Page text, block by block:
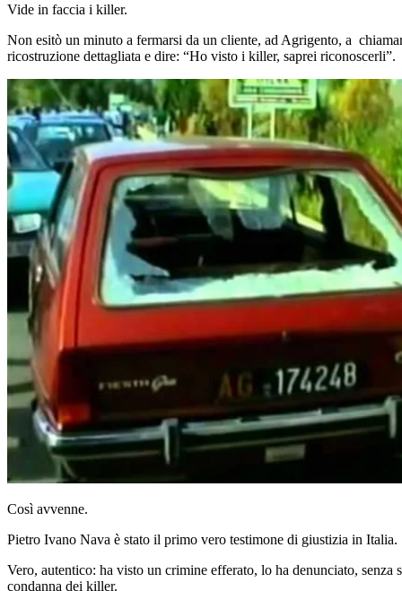
Vide in faccia i killer.
Non esitò un minuto a fermarsi da un cliente, ad Agrigento, a
ricostruzione dettagliata e dire: “Ho visto i killer, saprei riconoscerli”.
Così avvenne.
Pietro Ivano Nava è stato il primo vero testimone di giustizia in Italia.
Vero, autentico: ha visto un crimine efferato, lo ha denunciato, senza
condanna dei killer.